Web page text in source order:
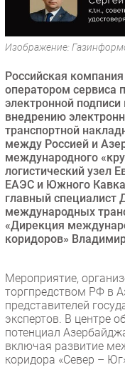
Безопасность
Инновации
Гаджеты
Здоровье
РАЗДЕЛЫ
Новости
Аналитика
Интервью
Мероприятия
Проекты
Тестовый стенд
Каталог компаний
Изображение:
Российская
оператором сервиса
электронной
внедрению
транспортной
между Россией и
международного
логистический узел
ЕАЭС и Южного
главный специалист
международных
«Дирекция
коридоров»
Мероприятие,
торгпредством РФ в
представителей
экспертов. В центре
потенциал
включая развитие
коридора «Север –